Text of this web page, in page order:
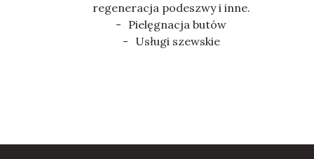
regeneracja podeszwy i inne.
Pielęgnacja butów
Usługi szewskie